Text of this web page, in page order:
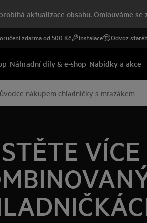
aktualizace obsahu. Omlouváme
zdarma od 500 Kč Instalace Odvoz
Náhradní díly & e-shop Nabídky a akce
nákupem chladničky s mrazákem